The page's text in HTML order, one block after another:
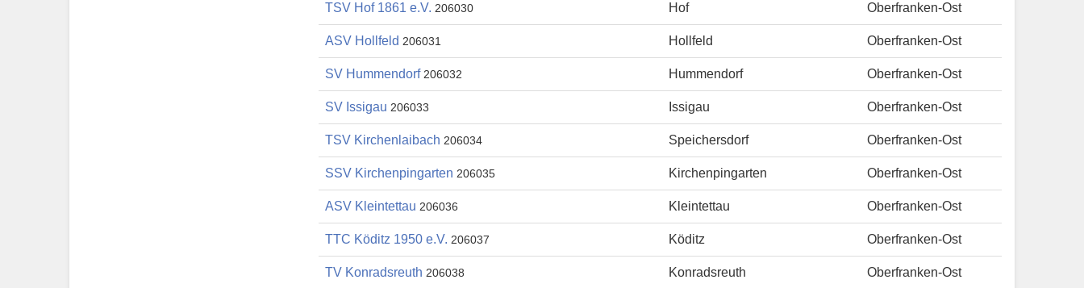
TSV Hof 1861 e.V. 206030 Hof Oberfranken-Ost
ASV Hollfeld 206031 Hollfeld Oberfranken-Ost
SV Hummendorf 206032 Hummendorf Oberfranken-Ost
SV Issigau 206033 Issigau Oberfranken-Ost
TSV Kirchenlaibach 206034 Speichersdorf Oberfranken-Ost
SSV Kirchenpingarten 206035 Kirchenpingarten Oberfranken-Ost
ASV Kleintettau 206036 Kleintettau Oberfranken-Ost
TTC Köditz 1950 e.V. 206037 Köditz Oberfranken-Ost
TV Konradsreuth 206038 Konradsreuth Oberfranken-Ost